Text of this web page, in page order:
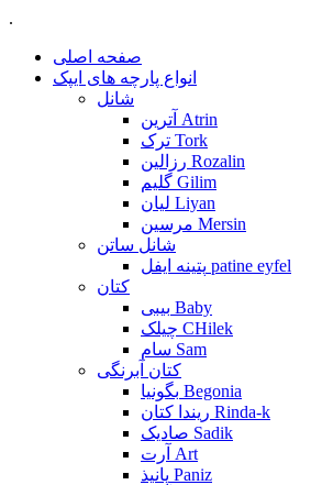
.
صفحه اصلی
انواع پارچه های ایپک
شانل
آترین Atrin
ترک Tork
رزالین Rozalin
گلیم Gilim
لیان Liyan
مرسین Mersin
شانل ساتن
پتینه ایفل patine eyfel
کتان
بیبی Baby
چیلک CHilek
سام Sam
کتان آبرنگی
بگونیا Begonia
ریندا کتان Rinda-k
صادیک Sadik
آرت Art
پانیذ Paniz